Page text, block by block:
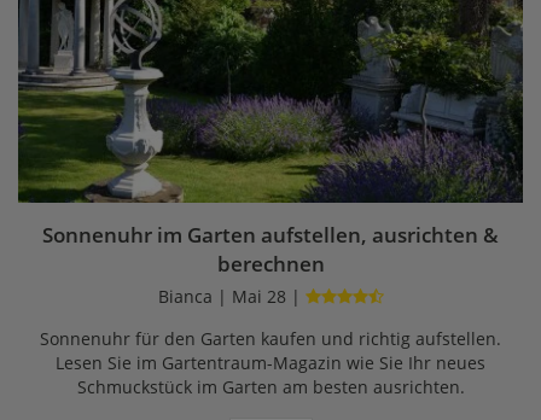
Sonnenuhr im Garten aufstellen, ausrichten &
berechnen
Bianca | Mai 28 |
Sonnenuhr für den Garten kaufen und richtig aufstellen.
Lesen Sie im Gartentraum-Magazin wie Sie Ihr neues
Schmuckstück im Garten am besten ausrichten.